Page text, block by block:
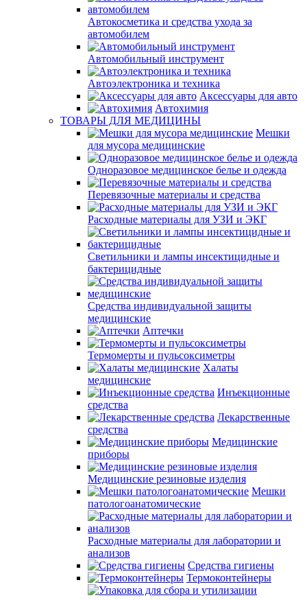
Автокосметика и средства ухода за
автомобилем
Автомобильный инструмент
Автоэлектроника и техника
Аксессуары для авто
Автохимия
ТОВАРЫ ДЛЯ МЕДИЦИНЫ
Мешки
для мусора медицинские
Одноразовое медицинское белье и одежда
Перевязочные материалы и средства
Расходные материалы для УЗИ и ЭКГ
Светильники и лампы инсектицидные и
бактерицидные
Средства индивидуальной защиты
медицинские
Аптечки
Термомерты и пульсоксиметры
Халаты
медицинские
Инъекционные
средства
Лекарственные
средства
Медицинские
приборы
Медицинские резиновые изделия
Мешки
патологоанатомические
Расходные материалы для лаборатории и
анализов
Средства гигиены
Термоконтейнеры